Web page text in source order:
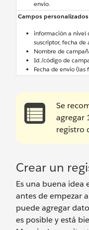
envío.
Campos
información a nivel
suscriptor, fecha de
Nombre de
Id./código de
Fecha de envío (las
Se
agregar
registro
Crear un
Es una buena idea
antes de empezar
puede agregar
es posible y está